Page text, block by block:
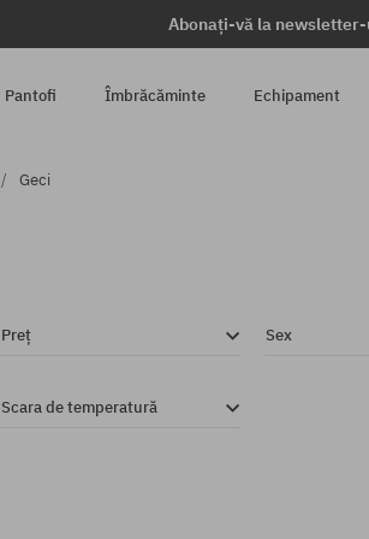
Abonați-vă la
Pantofi Îmbrăcăminte Echipament
Geci
Preț Sex
Scara de temperatură